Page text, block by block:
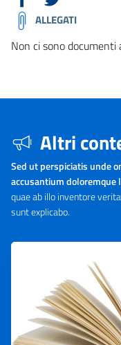
ALLEGATI
Non ci sono documenti
Altri
Sed ut perspiciatis unde
accusantium
quae ab illo inventore
sunt explicabo.